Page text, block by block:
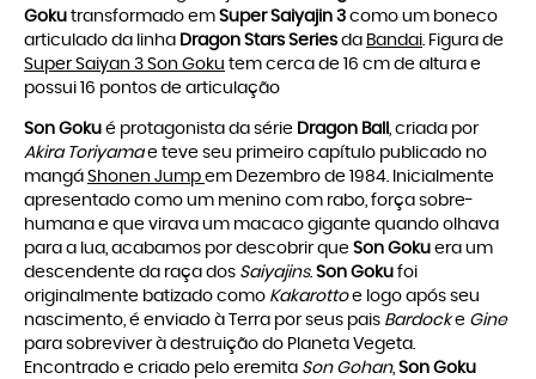
Goku transformado em Super Saiyajin 3 como um boneco
articulado da linha Dragon Stars Series da Bandai. Figura de
Super Saiyan 3 Son Goku tem cerca de 16 cm de altura e
possui 16 pontos de articulação
Son Goku é protagonista da série Dragon Ball , criada por
Akira Toriyamae teve seu primeiro capítulo publicado no
mangá Shonen Jump em Dezembro de 1984. Inicialmente
apresentado como um menino com rabo, força sobre-
humana e que virava um macaco gigante quando olhava
para a lua, acabamos por descobrir que Son Goku era um
descendente da raça dos Saiyajins. Son Goku foi
originalmente batizado como Kakarottoe logo após seu
nascimento, é enviado à Terra por seus pais Bardocke Gine
para sobreviver à destruição do Planeta Vegeta.
Encontrado e criado pelo eremita Son Gohan, Son Goku